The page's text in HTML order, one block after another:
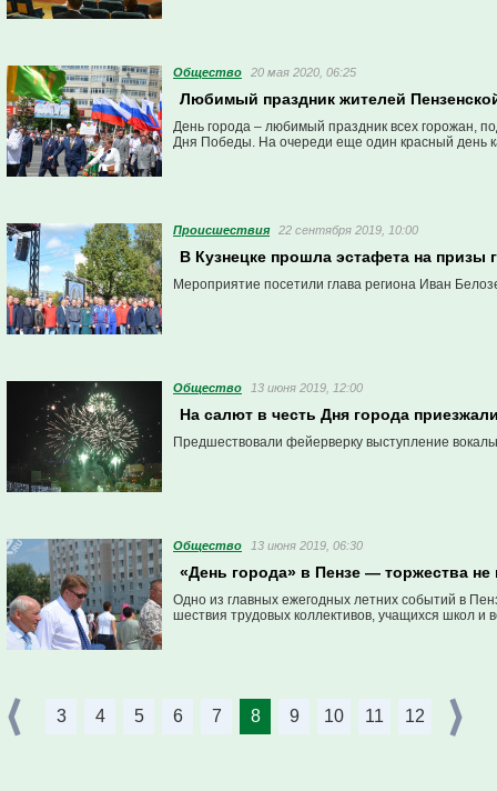
Общество 20 мая 2020, 06:25
Любимый праздник жителей
День города – любимый праздник всех горожан,
Дня Победы. На очереди еще один красный день
Проиcшествия 22 сентября 2019, 10:00
В Кузнецке прошла эстафета на призы
Мероприятие посетили глава региона Иван
Общество 13 июня 2019, 12:00
На салют в честь Дня города
Предшествовали фейерверку выступление
Общество 13 июня 2019, 06:30
«День города» в Пензе — торжества
Одно из главных ежегодных летних событий в
шествия трудовых коллективов, учащихся школ и
3 4 5 6 7 8 9 10 11 12